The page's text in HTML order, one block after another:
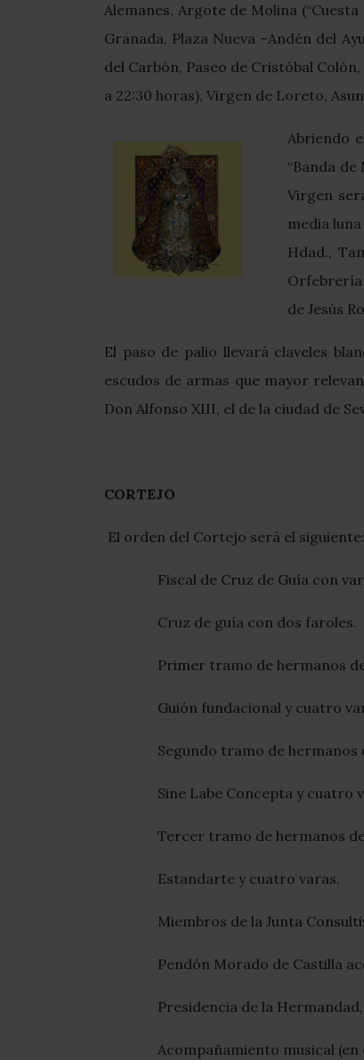
Alemanes, Argote de Molina
Granada, Plaza Nueva –Andén del
del Carbón, Paseo de Cristóbal
a 22:30 horas), Virgen de Loreto,
Abriendo
“Banda
Virgen
media
Hdad.,
Orfebrería
de Jesús
El paso de palio llevará claveles
escudos de armas que mayor
Don Alfonso XIII, el de la ciudad de
CORTEJO
El orden del Cortejo será el siguiente:
Fiscal de Cruz de Guía con
Cruz de guía con dos faroles.
Primer tramo de hermanos
Guión fundacional y cuatro
Segundo tramo de
Sine Labe Concepta y cuatro
Tercer tramo de hermanos
Estandarte y cuatro varas.
Miembros de la Junta
Pendón Morado de Castilla
Presidencia de la
Acompañamiento musical (en